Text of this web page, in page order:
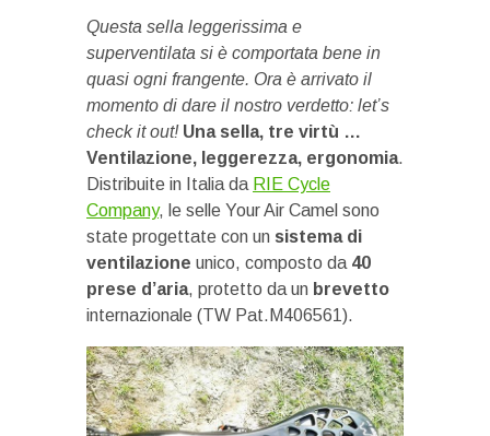
Questa sella leggerissima e
superventilata si è comportata bene in
quasi ogni frangente. Ora è arrivato il
momento di dare il nostro verdetto: let’s
check it out! Una sella, tre virtù …
Ventilazione, leggerezza, ergonomia.
Distribuite in Italia da RIE Cycle
Company, le selle Your Air Camel sono
state progettate con un sistema di
ventilazione unico, composto da 40
prese d’aria, protetto da un brevetto
internazionale (TW Pat.M406561).